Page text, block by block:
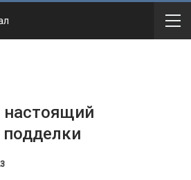
настоящий